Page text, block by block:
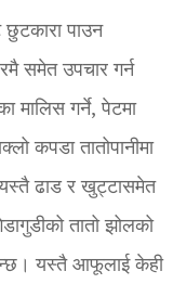
छुटकारा पाउन
समेत उपचार गर्न
मालिस गर्ने, पेटमा
कपडा तातोपानीमा
ढाड र खुट्टासमेत
तातो झोलको
यस्तै आफूलाई केही